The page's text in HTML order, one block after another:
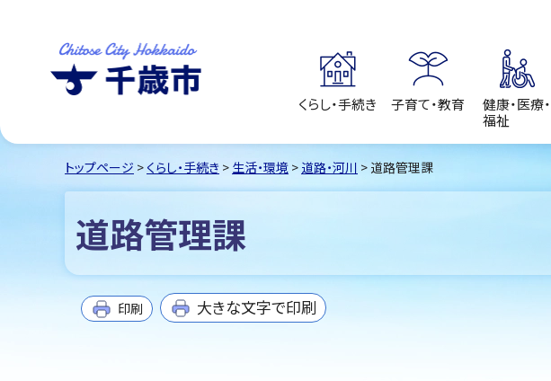
くらし・手続き 子育て・教育
健康・医療・
福祉
トップページ > くらし・手続き > 生活・環境 > 道路・河川 > 道路管理課
道路管理課
印刷 大きな文字で印刷